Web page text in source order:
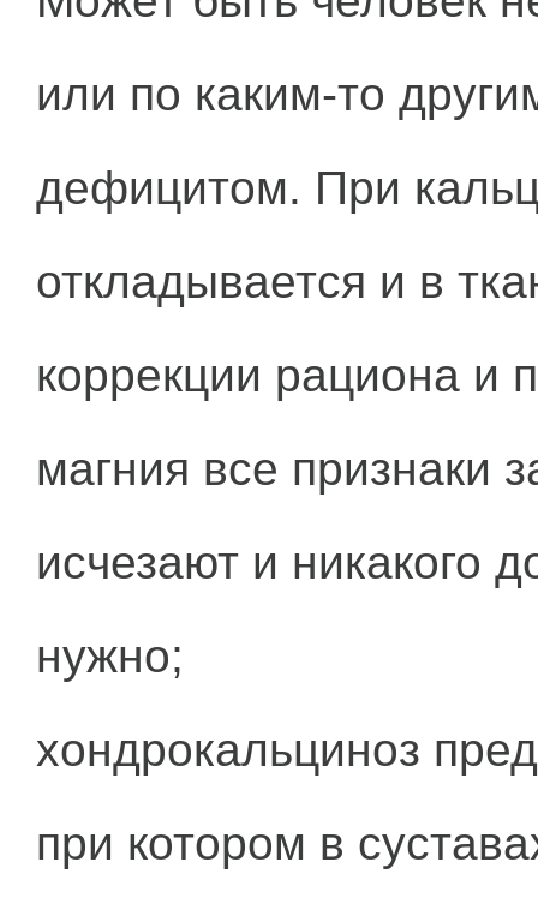
или по каким-то
дефицитом. При
откладывается и в
коррекции рациона и
магния все признаки
исчезают и никакого
нужно;
хондрокальциноз
при котором в